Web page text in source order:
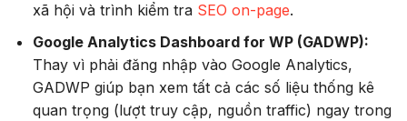
xã hội và trình kiểm tra SEO on-page.
Google Analytics Dashboard for WP (GADWP):
Thay vì phải đăng nhập vào Google Analytics,
GADWP giúp bạn xem tất cả các số liệu thống kê
quan trọng (lượt truy cập, nguồn traffic) ngay trong